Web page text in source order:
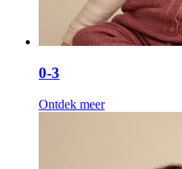
0-3
Ontdek meer